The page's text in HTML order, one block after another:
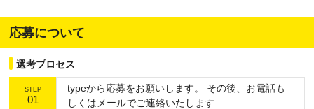
応募について
選考プロセス
STEP
01
typeから応募をお願いします。 その後、お電話も
しくはメールでご連絡いたします